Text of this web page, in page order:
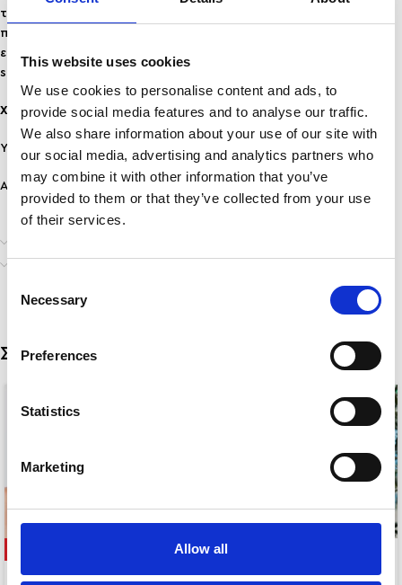
This website uses cookies
We use cookies to personalise content and ads, to
provide social media features and to analyse our traffic.
We also share information about your use of our site with
our social media, advertising and analytics partners who
may combine it with other information that you’ve
provided to them or that they’ve collected from your use
of their services.
Selection
Necessary
Preferences
Statistics
Marketing
Allow all
του προφίλ αγκαλιάζει τον λαιμό με διακριτική λάμψη,
προσφέροντας μοντέρνα και ταυτόχρονα διαχρονική
εμφάνιση. Ιδανικό για καθημερινό layering ή ως μοναδικό
statement κομμάτι, προσδίδει φινέτσα σε κάθε outfit.
Χαρακτηριστικά:
Υλικό: Ανοξείδωτο Ατσάλι
Ανθεκτικότητα: Ανθεκτικό σε νερό & άρωμα, δε μαυρίζει!
Σχετικά προϊόντα
SUMMER
ERATO PEARLS